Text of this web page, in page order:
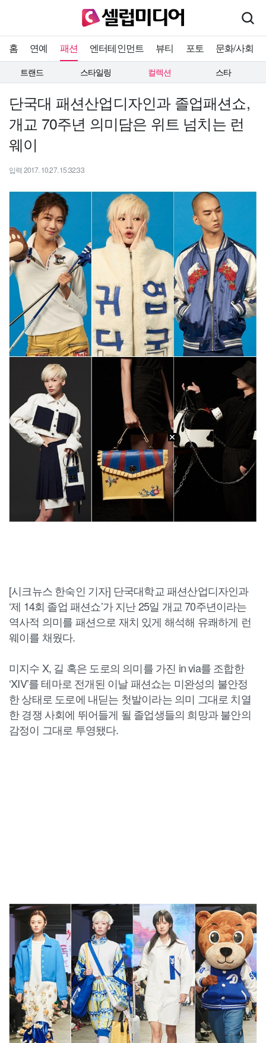
홈 연예 패션 엔터테인먼트 뷰티 포토 문화/사회
트랜드 스타일링 컬렉션 스타
단국대 패션산업디자인과 졸업패션쇼,
개교 70주년 의미담은 위트 넘치는 런
웨이
입력 2017. 10.27. 15:32:33
[시크뉴스 한숙인 기자] 단국대학교 패션산업디자인과
‘제 14회 졸업 패션쇼’가 지난 25일 개교 70주년이라는
역사적 의미를 패션으로 재치 있게 해석해 유쾌하게 런
웨이를 채웠다.
미지수 X, 길 혹은 도로의 의미를 가진 in via를 조합한
‘XIV’를 테마로 전개된 이날 패션쇼는 미완성의 불안정
한 상태로 도로에 내딛는 첫발이라는 의미 그대로 치열
한 경쟁 사회에 뛰어들게 될 졸업생들의 희망과 불안의
감정이 그대로 투영됐다.